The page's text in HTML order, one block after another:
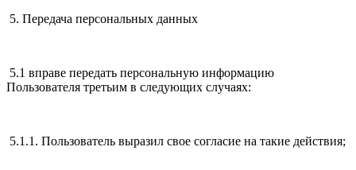
5. Передача персональных данных
5.1 вправе передать персональную информацию
Пользователя третьим в следующих случаях:
5.1.1. Пользователь выразил свое согласие на такие действия;